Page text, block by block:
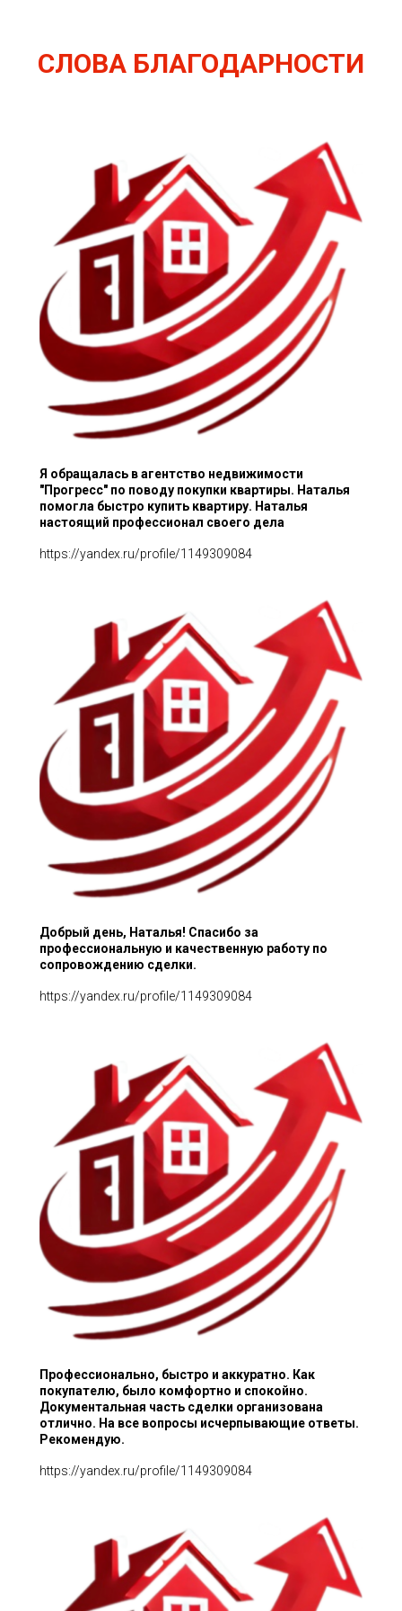
СЛОВА БЛАГОДАРНОСТИ
Я обращалась в агентство недвижимости
"Прогресс" по поводу покупки квартиры. Наталья
помогла быстро купить квартиру. Наталья
настоящий профессионал своего дела
https://yandex.ru/profile/1149309084
Добрый день, Наталья! Спасибо за
профессиональную и качественную работу по
сопровождению сделки.
https://yandex.ru/profile/1149309084
Профессионально, быстро и аккуратно. Как
покупателю, было комфортно и спокойно.
Документальная часть сделки организована
отлично. На все вопросы исчерпывающие ответы.
Рекомендую.
https://yandex.ru/profile/1149309084